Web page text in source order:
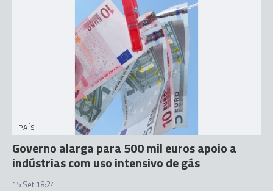
PAÍS
Governo alarga para 500 mil euros apoio a
indústrias com uso intensivo de gás
15 Set 18:24